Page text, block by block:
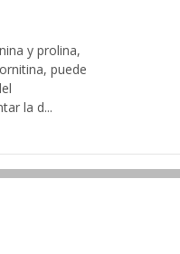
y prolina,
puede
la d...